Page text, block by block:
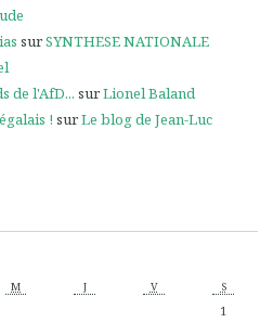
surSYNTHESE NATIONALE
de l'AfD... surLionel Baland
! surLe blog de Jean-Luc
M J V S
1